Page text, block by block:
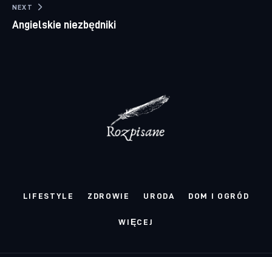
NEXT
Angielskie niezbędniki
LIFESTYLE ZDROWIE URODA DOM I OGRÓD
WIĘCEJ